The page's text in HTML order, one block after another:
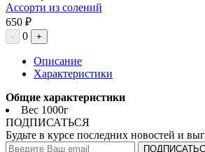
Ассорти из солений
650 ₽
- 0 +
Описание
Характеристики
Общие характеристики
Вес 1000г
ПОДПИСАТЬСЯ
Будьте в курсе последних новостей и